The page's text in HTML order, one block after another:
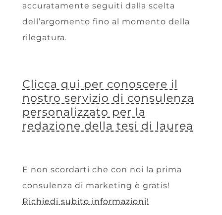
accuratamente seguiti dalla scelta
dell’argomento fino al momento della
rilegatura.
Clicca qui per conoscere il
nostro servizio di consulenza
personalizzato per la
redazione della tesi di laurea
E non scordarti che con noi la prima
consulenza di marketing è gratis!
Richiedi subito informazioni!